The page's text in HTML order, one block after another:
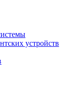
устройств